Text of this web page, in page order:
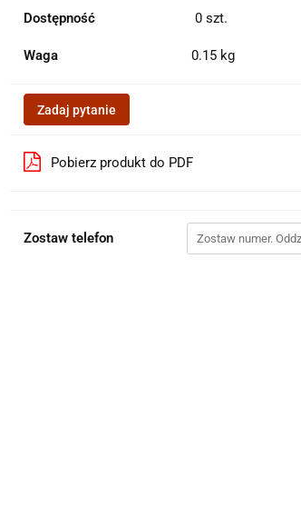
Dostępność 0 szt.
Waga 0.15 kg
Zadaj pytanie
Pobierz produkt do PDF
Zostaw telefon